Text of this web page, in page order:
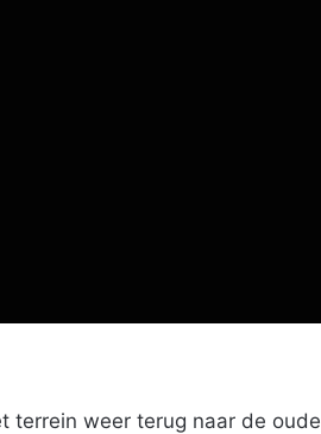
terrein weer terug naar de oude